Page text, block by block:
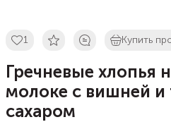
1 Купить
Гречневые хлопья
молоке с вишней
сахаром